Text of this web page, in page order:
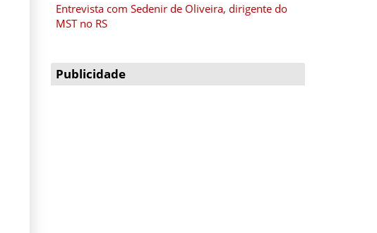
Entrevista com Sedenir de Oliveira, dirigente do
MST no RS
Publicidade